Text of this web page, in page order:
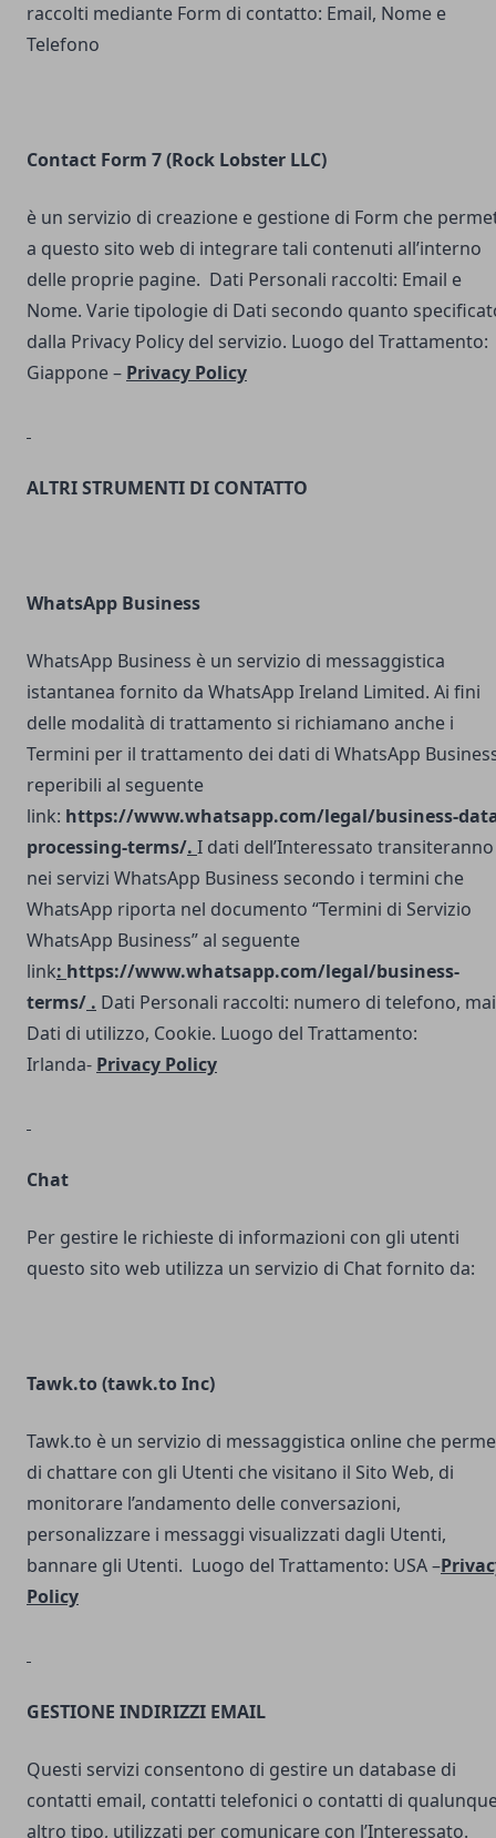
raccolti mediante Form di contatto: Email, Nome e
Telefono
Contact Form 7 (Rock Lobster LLC)
è un servizio di creazione e gestione di Form che
a questo sito web di integrare tali contenuti all’interno
delle proprie pagine. Dati Personali raccolti: Email e
Nome. Varie tipologie di Dati secondo quanto
dalla Privacy Policy del servizio. Luogo del Trattamento:
Giappone – Privacy Policy
ALTRI STRUMENTI DI CONTATTO
WhatsApp Business
WhatsApp Business è un servizio di messaggistica
istantanea fornito da WhatsApp Ireland Limited. Ai fini
delle modalità di trattamento si richiamano anche i
Termini per il trattamento dei dati di WhatsApp
reperibili al seguente
link: https://www.whatsapp.com/legal/business-
processing-terms/. I dati dell’Interessato transiteranno
nei servizi WhatsApp Business secondo i termini che
WhatsApp riporta nel documento “Termini di Servizio
WhatsApp Business” al seguente
link: https://www.whatsapp.com/legal/business-
terms/ . Dati Personali raccolti: numero di telefono,
Dati di utilizzo, Cookie. Luogo del Trattamento:
Irlanda- Privacy Policy
Chat
Per gestire le richieste di informazioni con gli utenti
questo sito web utilizza un servizio di Chat fornito da:
Tawk.to (tawk.to Inc)
Tawk.to è un servizio di messaggistica online che
di chattare con gli Utenti che visitano il Sito Web, di
monitorare l’andamento delle conversazioni,
personalizzare i messaggi visualizzati dagli Utenti,
bannare gli Utenti. Luogo del Trattamento: USA –
Policy
GESTIONE INDIRIZZI EMAIL
Questi servizi consentono di gestire un database di
contatti email, contatti telefonici o contatti di
altro tipo, utilizzati per comunicare con l’Interessato.